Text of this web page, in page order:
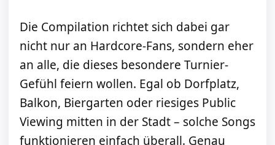
Die Compilation richtet sich dabei gar
nicht nur an Hardcore-Fans, sondern eher
an alle, die dieses besondere Turnier-
Gefühl feiern wollen. Egal ob Dorfplatz,
Balkon, Biergarten oder riesiges Public
Viewing mitten in der Stadt – solche Songs
funktionieren einfach überall. Genau